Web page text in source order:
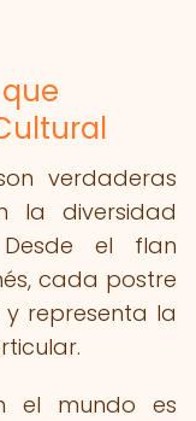
verdaderas
la diversidad
el flan
cada postre
representa la
el mundo es